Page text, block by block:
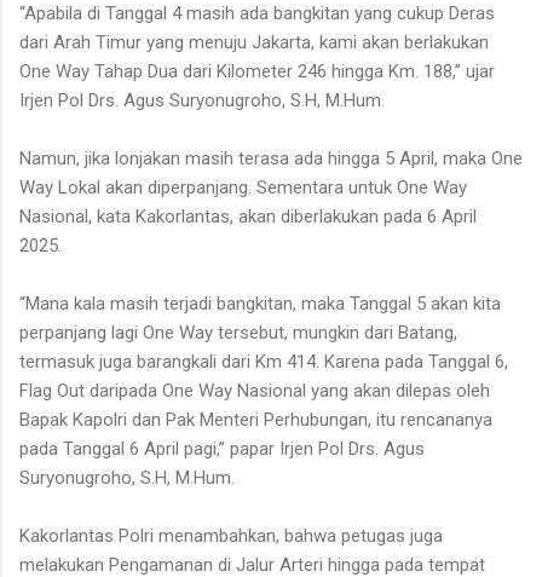
“Apabila di Tanggal 4 masih ada bangkitan yang cukup Deras
dari Arah Timur yang menuju Jakarta, kami akan berlakukan
One Way Tahap Dua dari Kilometer 246 hingga Km. 188,” ujar
Irjen Pol Drs. Agus Suryonugroho, S.H, M.Hum.
Namun, jika lonjakan masih terasa ada hingga 5 April, maka One
Way Lokal akan diperpanjang. Sementara untuk One Way
Nasional, kata Kakorlantas, akan diberlakukan pada 6 April
2025.
“Mana kala masih terjadi bangkitan, maka Tanggal 5 akan kita
perpanjang lagi One Way tersebut, mungkin dari Batang,
termasuk juga barangkali dari Km 414. Karena pada Tanggal 6,
Flag Out daripada One Way Nasional yang akan dilepas oleh
Bapak Kapolri dan Pak Menteri Perhubungan, itu rencananya
pada Tanggal 6 April pagi,” papar Irjen Pol Drs. Agus
Suryonugroho, S.H, M.Hum.
Kakorlantas Polri menambahkan, bahwa petugas juga
melakukan Pengamanan di Jalur Arteri hingga pada tempat